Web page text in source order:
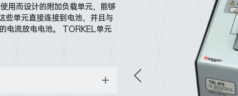
用而设计的附加负载单元，能够
些单元直接连接到电池，并且与
电流放电电池。 TORKEL单元